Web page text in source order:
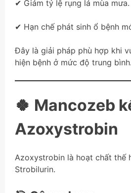
✔ Giảm tỷ lệ rụng lá mùa mưa.
✔ Hạn chế phát sinh ổ bệnh
Đây là giải pháp phù hợp khi
hiện bệnh ở mức độ trung bình.
🍀 Mancozeb
Azoxystrobin
Azoxystrobin là hoạt chất thế
Strobilurin.